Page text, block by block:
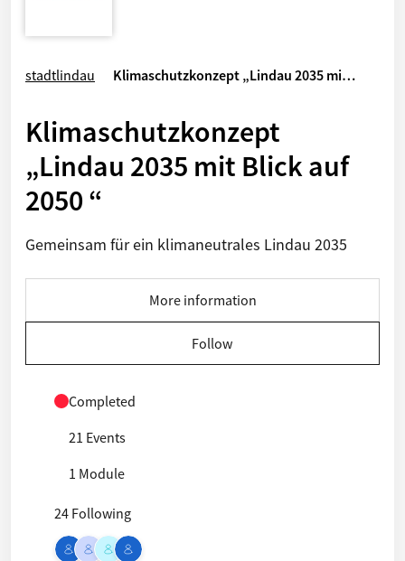
stadtlindau Klimaschutzkonzept „Lindau 2035 mi…
Klimaschutzkonzept
„Lindau 2035 mit Blick auf
2050 “
Gemeinsam für ein klimaneutrales Lindau 2035
More information
Follow
Completed
21 Events
1 Module
24 Following